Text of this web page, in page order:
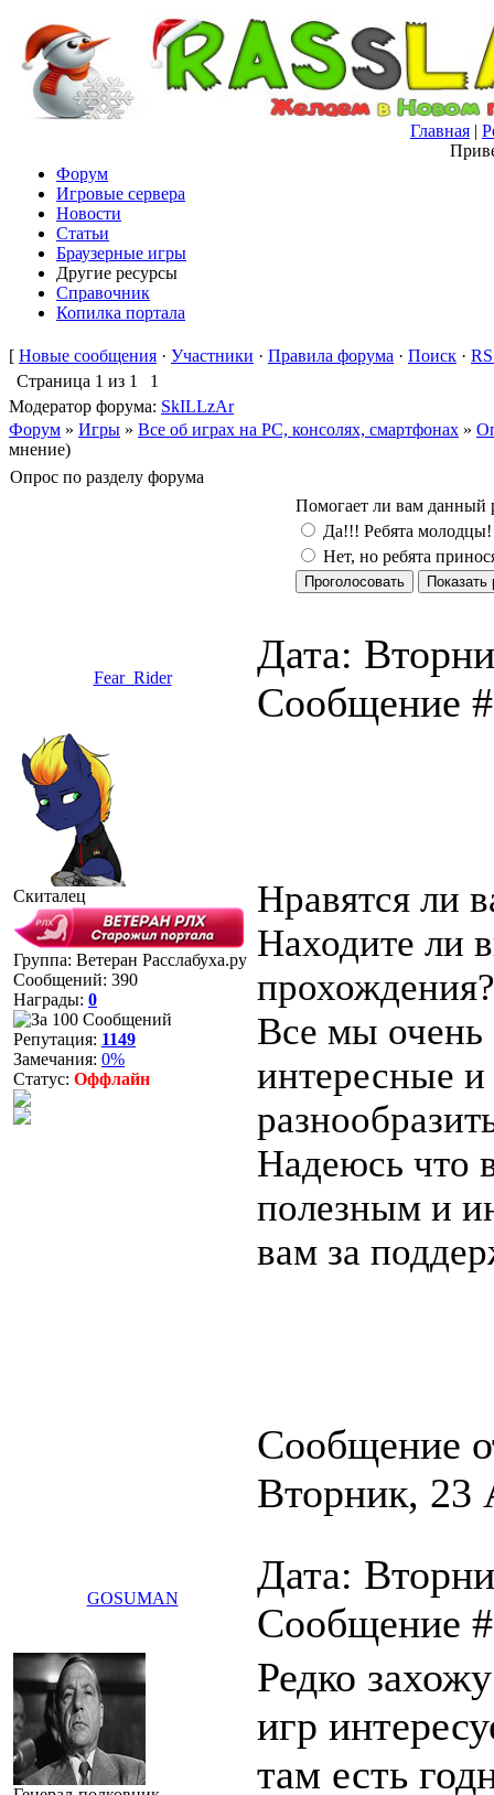
Главная |
Форум
Игровые сервера
Новости
Статьи
Браузерные игры
Другие ресурсы
Справочник
Копилка портала
[ Новые сообщения · Участники · Правила форума · Поиск ·
Страница 1 из 1
1
Модератор форума: SkILLzAr
Форум » Игры » Все об играх на PC, консолях, смартфонах »
мнение)
Опрос по разделу форума
Помогает ли вам данный
Да!!! Ребята молодцы!
Нет, но ребята
Fear_Rider
Дата:
Сообщение
Скиталец
Группа: Ветеран Расслабуха.ру
Сообщений: 390
Награды: 0
Репутация: 1149
Замечания: 0%
Статус: Оффлайн
Нравятся ли
Находите ли
прохождения?
Все мы очень
интересные
Надеюсь что
полезным и
вам за
Сообщение
Вторник, 23
GOSUMAN
Дата:
Сообщение
Редко
игр
там есть